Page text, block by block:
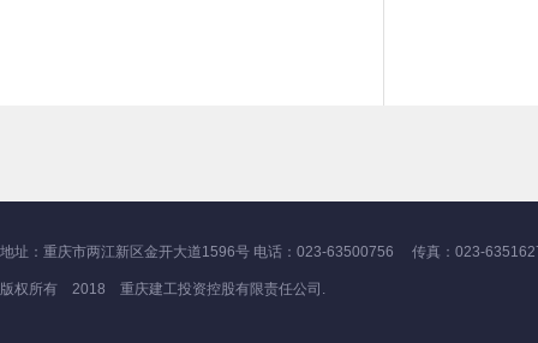
地址：重庆市两江新区金开大道1596号 电话：023-63500756 传真：023-
版权所有 2018 重庆建工投资控股有限责任公司.